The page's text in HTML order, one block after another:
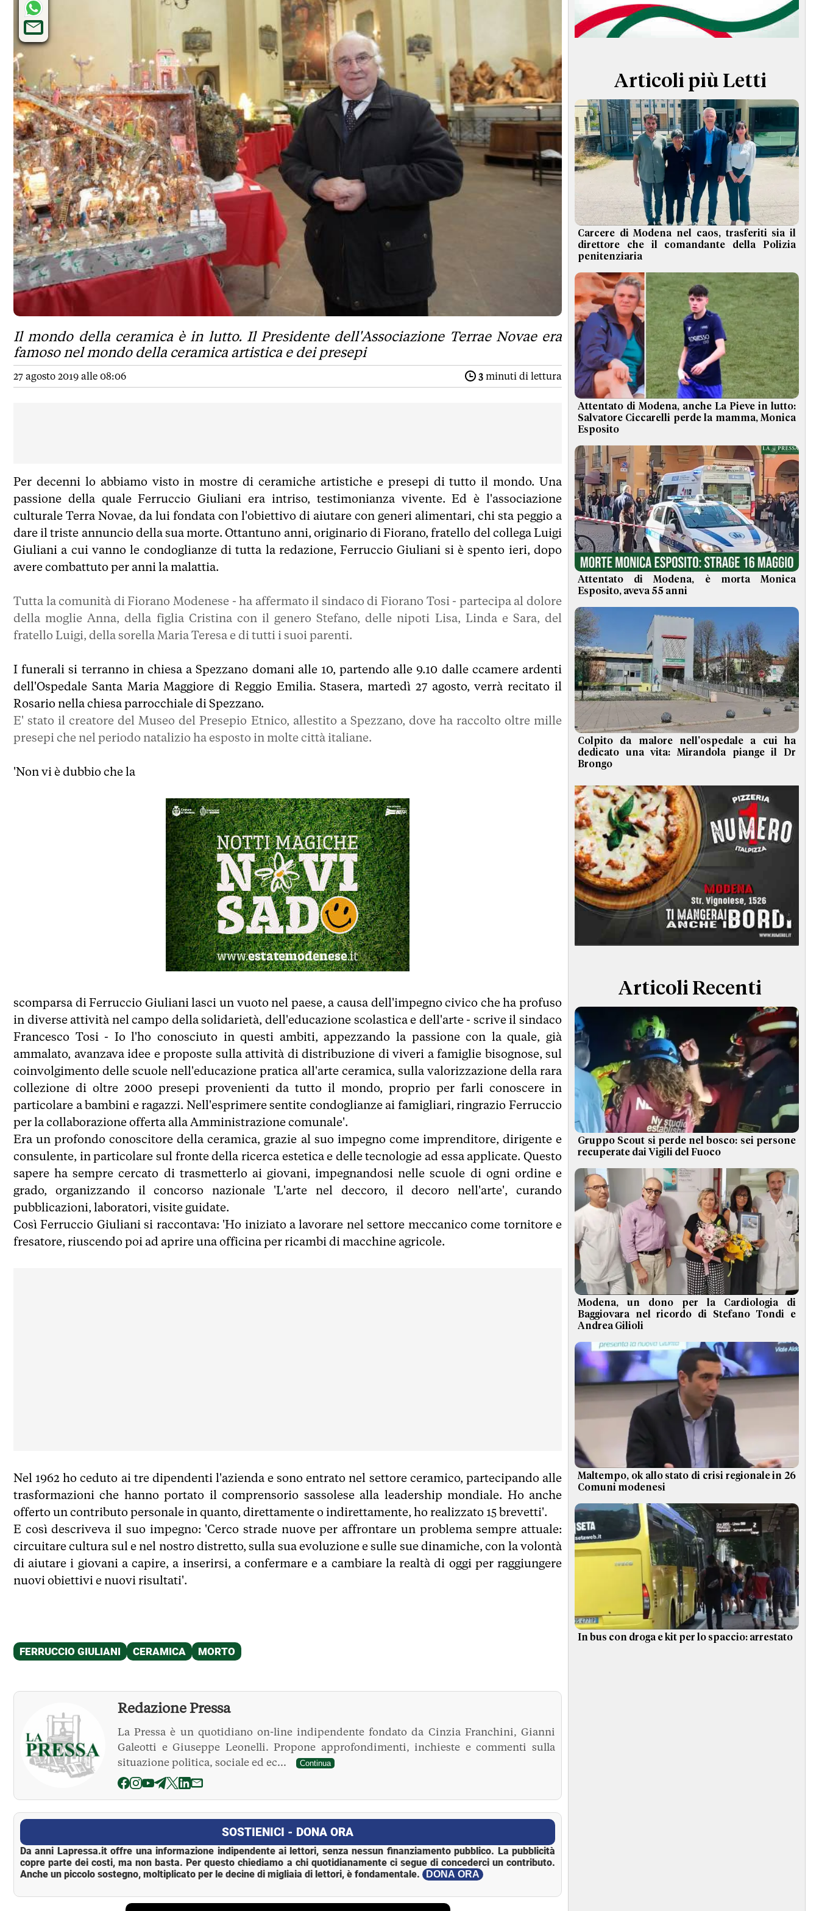
TERMINI e CONDIZIONI
Il mondo della ceramica è in lutto. Il Presidente dell'Associazione Terrae Novae era
famoso nel mondo della ceramica artistica e dei presepi
27 agosto 2019 alle 08:06 3 minuti di lettura
Per decenni lo abbiamo visto in mostre di ceramiche artistiche e presepi di tutto il mondo. Una
passione della quale Ferruccio Giuliani era intriso, testimonianza vivente. Ed è l'associazione
culturale Terra Novae, da lui fondata con l'obiettivo di aiutare con generi alimentari, chi sta peggio a
dare il triste annuncio della sua morte. Ottantuno anni, originario di Fiorano, fratello del collega Luigi
Giuliani a cui vanno le condoglianze di tutta la redazione, Ferruccio Giuliani si è spento ieri, dopo
avere combattuto per anni la malattia.
Tutta la comunità di Fiorano Modenese - ha affermato il sindaco di Fiorano Tosi - partecipa al dolore
della moglie Anna, della figlia Cristina con il genero Stefano, delle nipoti Lisa, Linda e Sara, del
fratello Luigi, della sorella Maria Teresa e di tutti i suoi parenti.
I funerali si terranno in chiesa a Spezzano domani alle 10, partendo alle 9.10 dalle ccamere ardenti
dell'Ospedale Santa Maria Maggiore di Reggio Emilia. Stasera, martedì 27 agosto, verrà recitato il
Rosario nella chiesa parrocchiale di Spezzano.
E' stato il creatore del Museo del Presepio Etnico, allestito a Spezzano, dove ha raccolto oltre mille
presepi che nel periodo natalizio ha esposto in molte città italiane.
'Non vi è dubbio che la
scomparsa di Ferruccio Giuliani lasci un vuoto nel paese, a causa dell'impegno civico che ha profuso
in diverse attività nel campo della solidarietà, dell'educazione scolastica e dell'arte - scrive il sindaco
Francesco Tosi - Io l'ho conosciuto in questi ambiti, appezzando la passione con la quale, già
ammalato, avanzava idee e proposte sulla attività di distribuzione di viveri a famiglie bisognose, sul
coinvolgimento delle scuole nell'educazione pratica all'arte ceramica, sulla valorizzazione della rara
collezione di oltre 2000 presepi provenienti da tutto il mondo, proprio per farli conoscere in
particolare a bambini e ragazzi. Nell'esprimere sentite condoglianze ai famigliari, ringrazio Ferruccio
per la collaborazione offerta alla Amministrazione comunale'.
Era un profondo conoscitore della ceramica, grazie al suo impegno come imprenditore, dirigente e
consulente, in particolare sul fronte della ricerca estetica e delle tecnologie ad essa applicate. Questo
sapere ha sempre cercato di trasmetterlo ai giovani, impegnandosi nelle scuole di ogni ordine e
grado, organizzando il concorso nazionale 'L'arte nel deccoro, il decoro nell'arte', curando
pubblicazioni, laboratori, visite guidate.
Così Ferruccio Giuliani si raccontava: 'Ho iniziato a lavorare nel settore meccanico come tornitore e
fresatore, riuscendo poi ad aprire una officina per ricambi di macchine agricole.
Nel 1962 ho ceduto ai tre dipendenti l'azienda e sono entrato nel settore ceramico, partecipando alle
trasformazioni che hanno portato il comprensorio sassolese alla leadership mondiale. Ho anche
offerto un contributo personale in quanto, direttamente o indirettamente, ho realizzato 15 brevetti'.
E così descriveva il suo impegno: 'Cerco strade nuove per affrontare un problema sempre attuale:
circuitare cultura sul e nel nostro distretto, sulla sua evoluzione e sulle sue dinamiche, con la volontà
di aiutare i giovani a capire, a inserirsi, a confermare e a cambiare la realtà di oggi per raggiungere
nuovi obiettivi e nuovi risultati'.
Redazione Pressa
La Pressa è un quotidiano on-line indipendente fondato da Cinzia Franchini, Gianni
Galeotti e Giuseppe Leonelli. Propone approfondimenti, inchieste e commenti sulla
situazione politica, sociale ed ec...
Continua
La Pressa
SOSTIENICI - DONA ORA
Da anni Lapressa.it offre una informazione indipendente ai lettori, senza nessun finanziamento pubblico. La pubblicità
copre parte dei costi, ma non basta. Per questo chiediamo a chi quotidianamente ci segue di concederci un contributo.
Anche un piccolo sostegno, moltiplicato per le decine di migliaia di lettori, è fondamentale.
DONA ORA
Articoli più Letti
Carcere di Modena nel caos, trasferiti sia il
direttore che il comandante della Polizia
penitenziaria
Attentato di Modena, anche La Pieve in lutto:
Salvatore Ciccarelli perde la mamma, Monica
Esposito
Attentato di Modena, è morta Monica
Esposito, aveva 55 anni
Colpito da malore nell'ospedale a cui ha
dedicato una vita: Mirandola piange il Dr
Brongo
Articoli Recenti
Gruppo Scout si perde nel bosco: sei persone
recuperate dai Vigili del Fuoco
Modena, un dono per la Cardiologia di
Baggiovara nel ricordo di Stefano Tondi e
Andrea Gilioli
Maltempo, ok allo stato di crisi regionale in 26
Comuni modenesi
In bus con droga e kit per lo spaccio: arrestato